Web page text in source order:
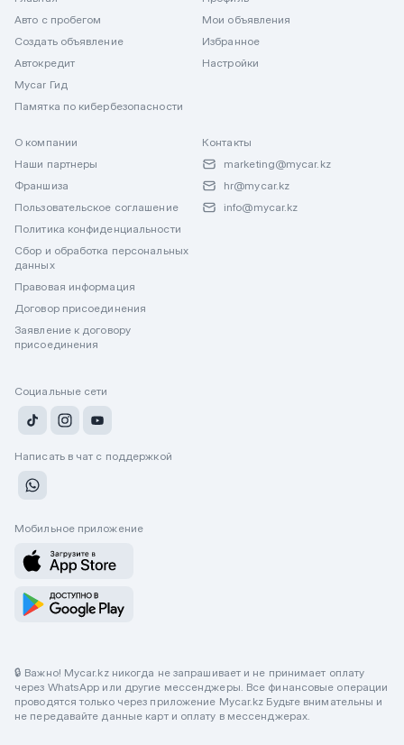
Авто с пробегом
Создать объявление
Автокредит
Mycar Гид
Памятка по кибербезопасности
Мои объявления
Избранное
Настройки
О компании
Наши партнеры
Франшиза
Пользовательское соглашение
Политика конфиденциальности
Сбор и обработка персональных
данных
Правовая информация
Договор присоединения
Заявление к договору
присоединения
Контакты
marketing@mycar.kz
hr@mycar.kz
info@mycar.kz
Социальные сети
Написать в чат с поддержкой
Мобильное приложение
🔒 Важно! Mycar.kz никогда не запрашивает и не принимает оплату
через WhatsApp или другие мессенджеры. Все финансовые операции
проводятся только через приложение Mycar.kz Будьте внимательны и
не передавайте данные карт и оплату в мессенджерах.